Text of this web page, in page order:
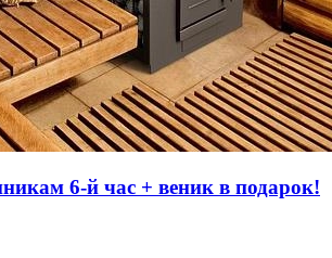
6-й час + веник в подарок!